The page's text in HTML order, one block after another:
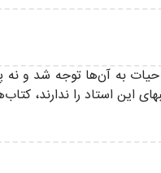
به آن‌ها توجه شد و
این استاد را ندارند،